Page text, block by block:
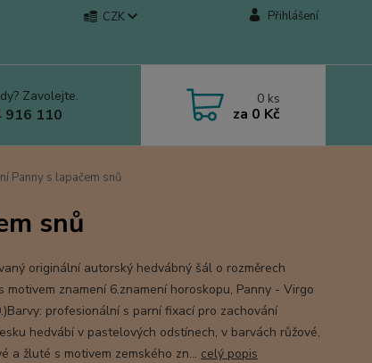
CZK Přihlášení
Zavolejte.
916 110
0 ks
za 0 Kč
Panny s lapačem snů
snů
originální autorský hedvábný šál o rozměrech
motivem znamení 6.znamení horoskopu, Panny - Virgo
profesionální s parní fixací pro zachování
hedvábí v pastelových odstínech, v barvách růžové,
a žluté s motivem zemského zn... celý popis